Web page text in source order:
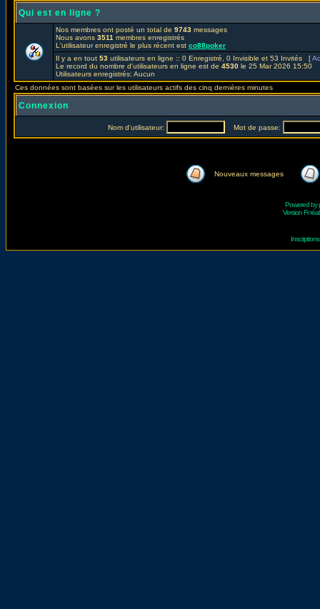
Qui est en ligne ?
Nos membres ont posté un total de 9743 messages
Nous avons 3511 membres enregistrés
L'utilisateur enregistré le plus récent est co88poker
Il y a en tout 53 utilisateurs en ligne :: 0 Enregistré, 0 Invisible et 53 Invités [
Le record du nombre d'utilisateurs en ligne est de 4530 le 25 Mar 2026 15:50
Utilisateurs enregistrés: Aucun
Ces données sont basées sur les utilisateurs actifs des cinq dernières minutes
Connexion
Nom d'utilisateur: Mot de passe:
Nouveaux messages
Powered by
Version Fr